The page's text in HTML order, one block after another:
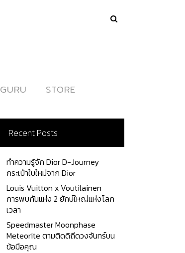
GURU
GURU STORE
STORE
Recent Posts
ทำความรู้จัก Dior D-Journey
กระเป๋าใบใหม่จาก Dior
Louis Vuitton x Voutilainen
การพบกันแห่ง 2 ยักษ์ใหญ่แห่งโลก
เวลา
Speedmaster Moonphase
Meteorite ตามติดดิถีดวงจันทร์บน
ข้อมือคุณ